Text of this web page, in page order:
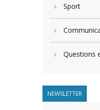
Sport
Questions
NEWSLETTER